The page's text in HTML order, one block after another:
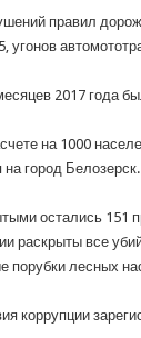
правил
2017 года
на 1000
город
остались
раскрыты все
порубки лесных
коррупции